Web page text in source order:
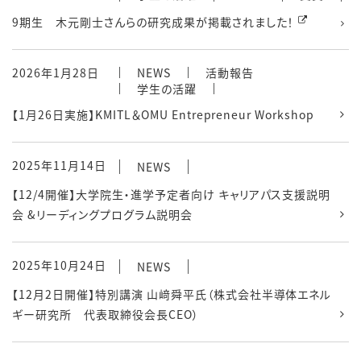
9期生 木元剛士さんらの研究成果が掲載されました！
2026年1月28日 NEWS
活動報告
学生の活躍
【1月26日実施】KMITL＆OMU Entrepreneur Workshop
2025年11月14日
NEWS
【12/4開催】大学院生・進学予定者向け キャリアパス支援説明
会 &リーディングプログラム説明会
2025年10月24日
NEWS
【12月2日開催】特別講演 山﨑舜平氏（株式会社半導体エネル
ギー研究所 代表取締役会⻑CEO）